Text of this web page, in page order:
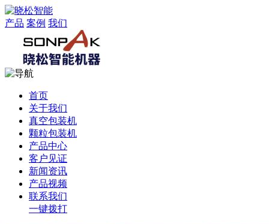
产品 案例 我们
首页
关于我们
真空包装机
颗粒包装机
产品中心
客户见证
新闻资讯
产品视频
联系我们
一键拨打